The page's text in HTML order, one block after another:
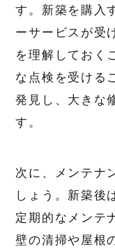
す。新築を購入
ーサービスが受
を理解しておく
な点検を受ける
発見し、大きな
す。
次に、メンテナ
しょう。新築後
定期的なメンテ
壁の清掃や屋根